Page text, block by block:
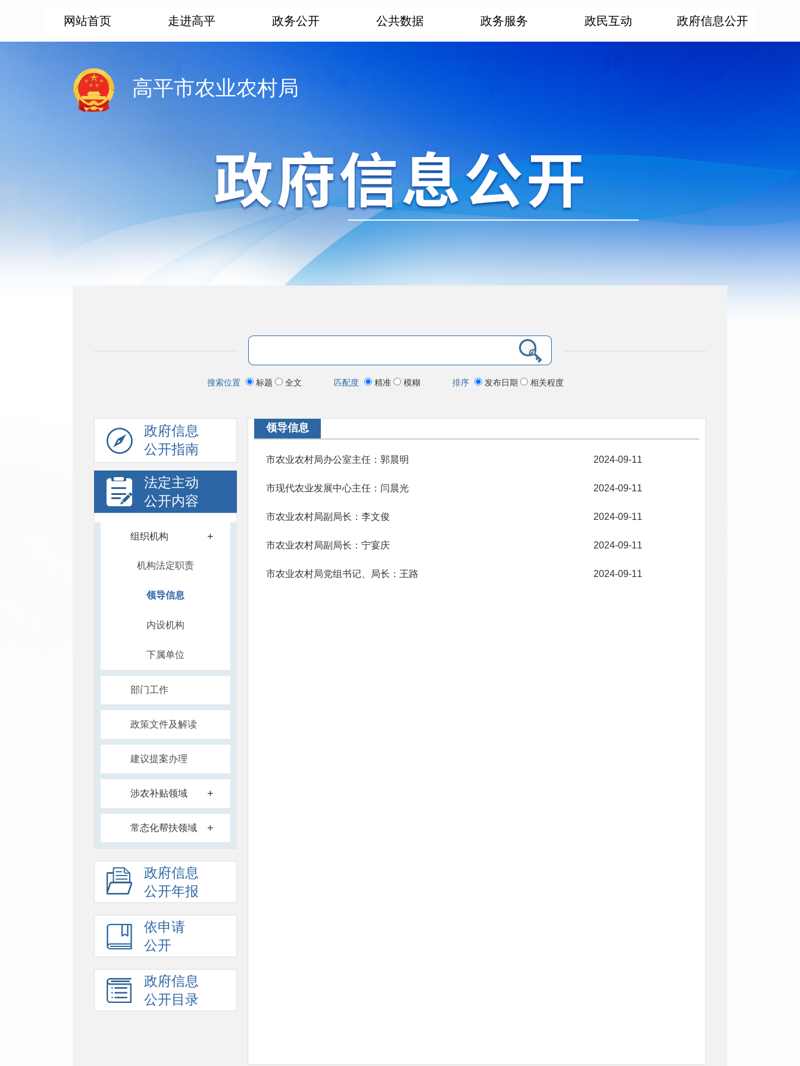
网站首页 走进高平 政务公开 公共数据 政务服务 政民互动 政府信息公开
高平市农业农村局
搜索位置 标题 全文 匹配度 精准 模糊 排序 发布日期 相关程度
政府信息
公开指南
法定主动
公开内容
组织机构 +
机构法定职责
领导信息
内设机构
下属单位
部门工作
政策文件及解读
建议提案办理
涉农补贴领域 +
常态化帮扶领域 +
政府信息
公开年报
依申请
公开
政府信息
公开目录
领导信息
市农业农村局办公室主任：郭晨明 2024-09-11
市现代农业发展中心主任：闫晨光 2024-09-11
市农业农村局副局长：李文俊 2024-09-11
市农业农村局副局长：宁宴庆 2024-09-11
市农业农村局党组书记、局长：王路 2024-09-11